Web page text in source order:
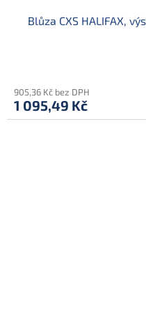
Blůza CXS HALIFAX,
905,36 Kč bez DPH
1 095,49 Kč